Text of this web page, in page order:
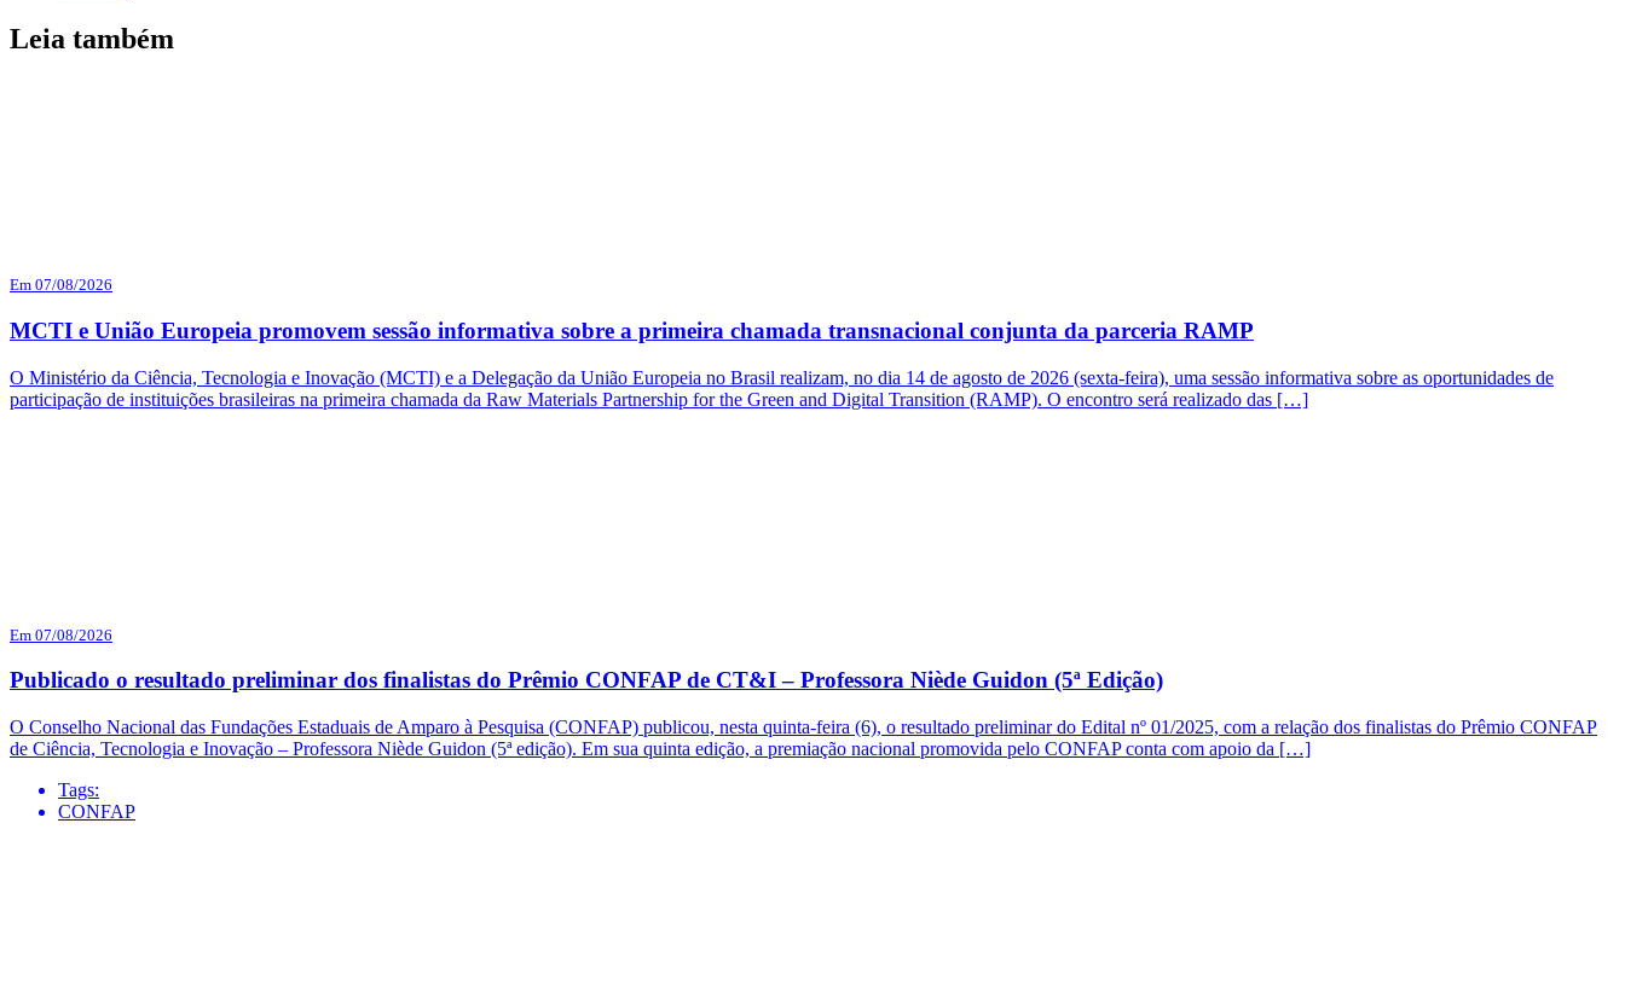
Leia também
Em 07/08/2026
MCTI e União Europeia promovem sessão informativa sobre a primeira chamada transnacional conjunta da parceria RAMP
O Ministério da Ciência, Tecnologia e Inovação (MCTI) e a Delegação da União Europeia no Brasil realizam, no dia 14 de agosto de 2026 (sexta-feira), uma sessão informativa sobre as oportunidades de
participação de instituições brasileiras na primeira chamada da Raw Materials Partnership for the Green and Digital Transition (RAMP). O encontro será realizado das […]
Em 07/08/2026
Publicado o resultado preliminar dos finalistas do Prêmio CONFAP de CT&I – Professora Niède Guidon (5ª Edição)
O Conselho Nacional das Fundações Estaduais de Amparo à Pesquisa (CONFAP) publicou, nesta quinta-feira (6), o resultado preliminar do Edital nº 01/2025, com a relação dos finalistas do Prêmio CONFAP
de Ciência, Tecnologia e Inovação – Professora Niède Guidon (5ª edição). Em sua quinta edição, a premiação nacional promovida pelo CONFAP conta com apoio da […]
Tags:
CONFAP